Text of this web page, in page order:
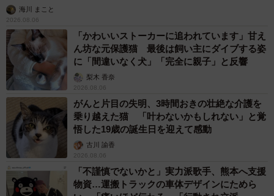
海川 まこと
2026.08.06
「かわいいストーカーに追われています」甘え
ん坊な元保護猫 最後は飼い主にダイブする姿
に「間違いなく犬」「完全に親子」と反響
梨木 香奈
2026.08.06
がんと片目の失明、3時間おきの壮絶な介護を
乗り越えた猫 「叶わないかもしれない」と覚
悟した19歳の誕生日を迎えて感動
古川 諭香
2026.08.06
「不謹慎でないかと」実力派歌手、熊本へ支援
物資…運搬トラックの車体デザインにためら